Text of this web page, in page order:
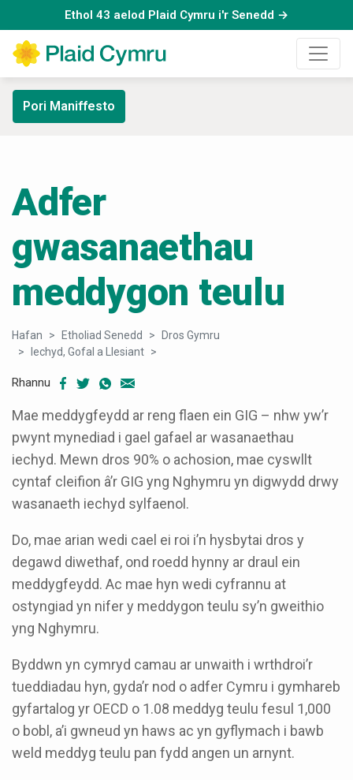
Ethol 43 aelod Plaid Cymru i'r Senedd →
Pori Maniffesto
Adfer
gwasanaethau
meddygon teulu
Hafan Etholiad Senedd
Dros Gymru
Iechyd, Gofal a Llesiant
Rhannu
Mae meddygfeydd ar reng flaen ein GIG – nhw yw’r
pwynt mynediad i gael gafael ar wasanaethau
iechyd. Mewn dros 90% o achosion, mae cyswllt
cyntaf cleifion â’r GIG yng Nghymru yn digwydd drwy
wasanaeth iechyd sylfaenol.
Do, mae arian wedi cael ei roi i’n hysbytai dros y
degawd diwethaf, ond roedd hynny ar draul ein
meddygfeydd. Ac mae hyn wedi cyfrannu at
ostyngiad yn nifer y meddygon teulu sy’n gweithio
yng Nghymru.
Byddwn yn cymryd camau ar unwaith i wrthdroi’r
tueddiadau hyn, gyda’r nod o adfer Cymru i gymhareb
gyfartalog yr OECD o 1.08 meddyg teulu fesul 1,000
o bobl, a’i gwneud yn haws ac yn gyflymach i bawb
weld meddyg teulu pan fydd angen un arnynt.